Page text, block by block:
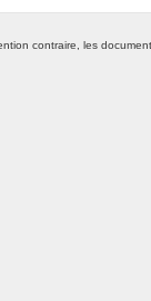
contraire, les